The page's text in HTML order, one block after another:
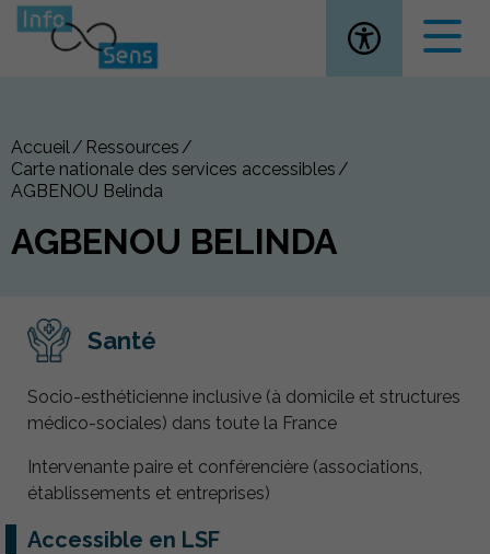
Ouvrir la
Accueil
Ressources
Carte nationale des services accessibles
AGBENOU Belinda
AGBENOU BELINDA
Santé
Socio-esthéticienne inclusive (à domicile et structures
médico-sociales) dans toute la France
Intervenante paire et conférencière (associations,
établissements et entreprises)
Accessible en LSF